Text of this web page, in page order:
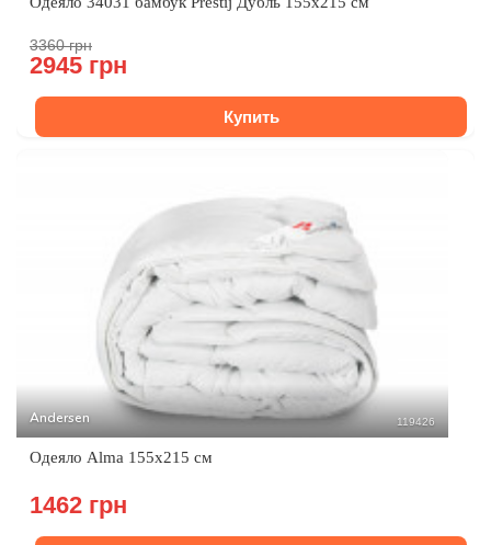
3360 грн
2945 грн
Купить
Andersen 119426
Одеяло Alma 155x215 см
1462 грн